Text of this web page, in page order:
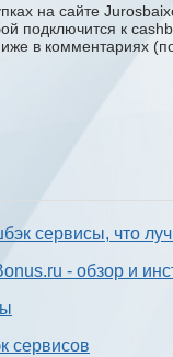
на сайте
подключится к
в комментариях
сервисы, что
- обзор и
сервисов